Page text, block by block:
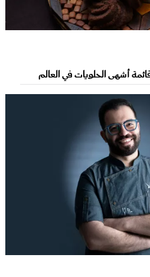
أشهى الحلويات في العالم